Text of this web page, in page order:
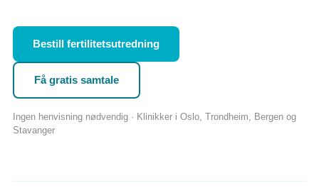
Bestill fertilitetsutredning
Få gratis samtale
Ingen henvisning nødvendig · Klinikker i Oslo, Trondheim, Bergen og
Stavanger